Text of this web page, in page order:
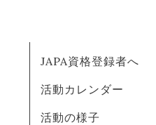
JAPA資格登録者へ
活動カレンダー
活動の様子